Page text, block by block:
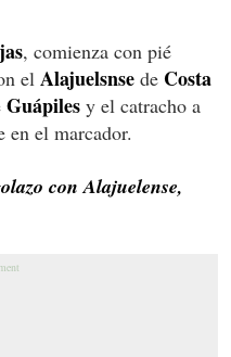
, comienza con pié
el Alajuelsnse de Costa
Guápiles y el catracho a
en el marcador.
con Alajuelense,